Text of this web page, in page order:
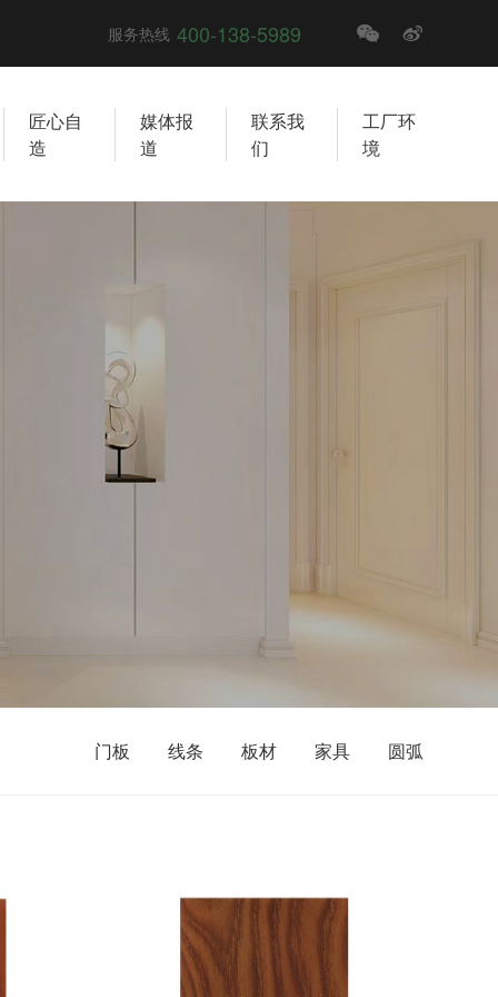
服务热线 400-138-5989
匠心自
造
媒体报
道
联系我
们
工厂环
境
门板 线条 板材 家具 圆弧